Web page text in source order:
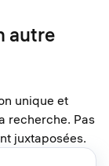
autre
unique et
recherche. Pas
juxtaposées.